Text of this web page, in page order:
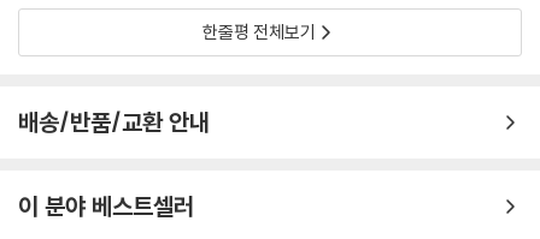
한줄평 전체보기
배송/반품/교환 안내
이 분야 베스트셀러